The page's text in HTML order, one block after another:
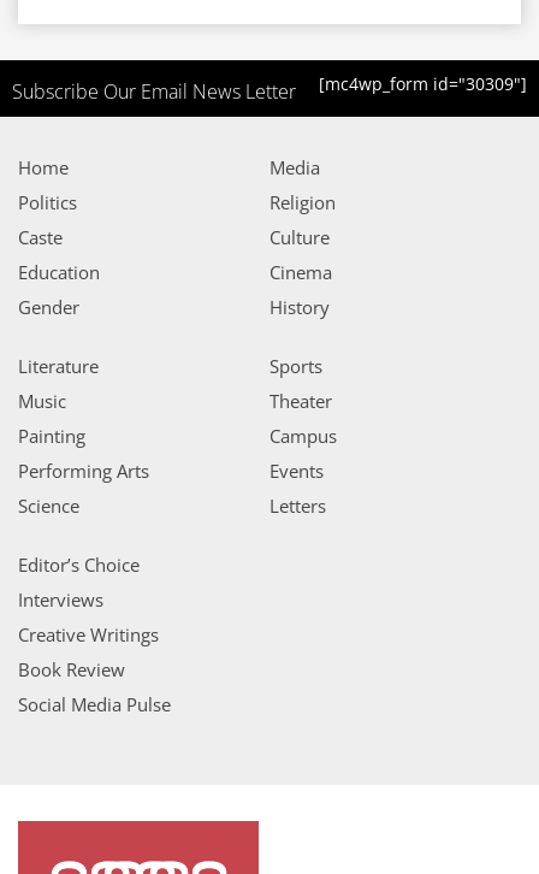
Subscribe Our Email News Letter [mc4wp_form id="30309"]
Home
Politics
Caste
Education
Gender
Media
Religion
Culture
Cinema
History
Literature
Music
Painting
Performing Arts
Science
Sports
Theater
Campus
Events
Letters
Editor’s Choice
Interviews
Creative Writings
Book Review
Social Media Pulse